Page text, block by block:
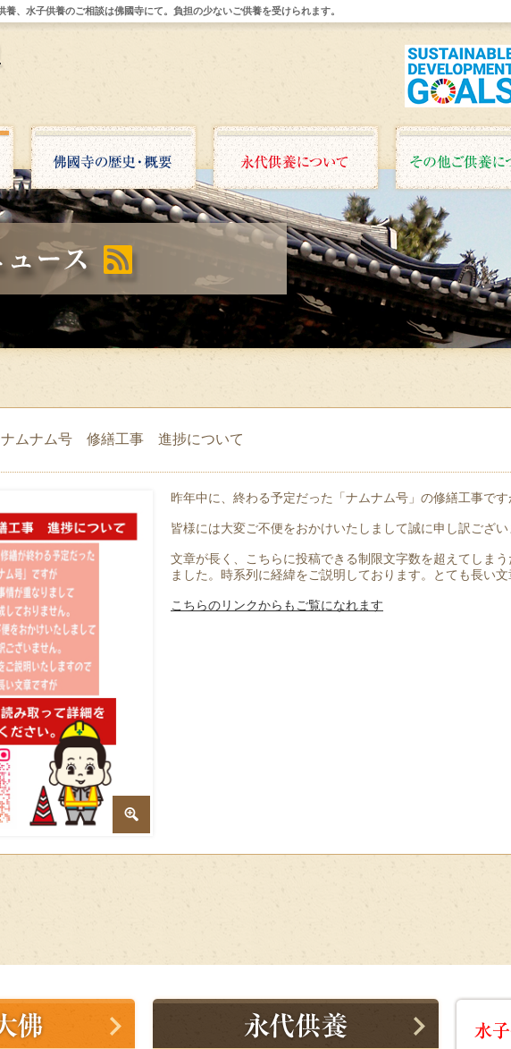
、水子供養のご相談は佛國寺にて。負担の少ないご供養を受けられます。
ナムナム号 修繕工事 進捗について
昨年中に、終わる予定だった「ナムナム号」の修繕工事です
皆様には大変ご不便をおかけいたしまして誠に申し訳ござい
文章が長く、こちらに投稿できる制限文字数を超えてしま
ました。時系列に経緯をご説明しております。とても長い
こちらのリンクからもご覧になれます